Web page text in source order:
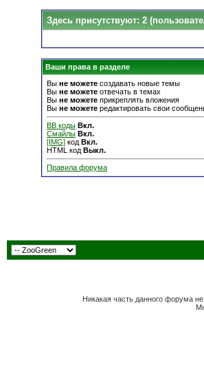
Здесь присутствуют: 2
Ваши права в разделе
Вы не можете создавать новые темы
Вы не можете отвечать в темах
Вы не можете прикреплять вложения
Вы не можете редактировать свои
BB коды Вкл.
Смайлы Вкл.
[IMG] код Вкл.
HTML код Выкл.
Правила форума
Никакая часть данного форума